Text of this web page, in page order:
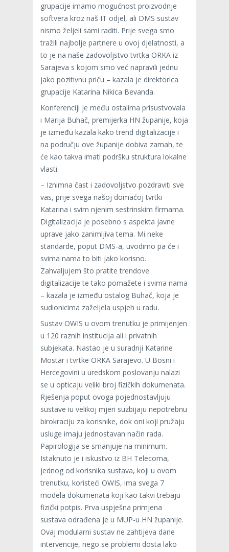
grupacije imamo mogućnost proizvodnje
softvera kroz naš IT odjel, ali DMS sustav
nismo željeli sami raditi. Prije svega smo
tražili najbolje partnere u ovoj djelatnosti, a
to je na naše zadovoljstvo tvrtka ORKA iz
Sarajeva s kojom smo već napravili jednu
jako pozitivnu priču – kazala je direktorica
grupacije Katarina Nikica Bevanda.
Konferenciji je među ostalima prisustvovala
i Marija Buhač, premijerka HN županije, koja
je između kazala kako trend digitalizacije i
na području ove županije dobiva zamah, te
će kao takva imati podršku struktura lokalne
vlasti.
– Iznimna čast i zadovoljstvo pozdraviti sve
vas, prije svega našoj domaćoj tvrtki
Katarina i svim njenim sestrinskim firmama.
Digitalizacija je posebno s aspekta javne
uprave jako zanimljiva tema. Mi neke
standarde, poput DMS-a, uvodimo pa će i
svima nama to biti jako korisno.
Zahvaljujem što pratite trendove
digitalizacije te tako pomažete i svima nama
– kazala je između ostalog Buhač, koja je
sudionicima zaželjela uspjeh u radu.
Sustav OWIS u ovom trenutku je primijenjen
u 120 raznih institucija ali i privatnih
subjekata. Nastao je u suradnji Katarine
Mostar i tvrtke ORKA Sarajevo. U Bosni i
Hercegovini u uredskom poslovanju nalazi
se u opticaju veliki broj fizičkih dokumenata.
Rješenja poput ovoga pojednostavljuju
sustave iu velikoj mjeri suzbijaju nepotrebnu
birokraciju za korisnike, dok oni koji pružaju
usluge imaju jednostavan način rada.
Papirologija se smanjuje na minimum.
Istaknuto je i iskustvo iz BH Telecoma,
jednog od korisnika sustava, koji u ovom
trenutku, koristeći OWIS, ima svega 7
modela dokumenata koji kao takvi trebaju
fizički potpis. Prva uspješna primjena
sustava odrađena je u MUP-u HN županije.
Ovaj modularni sustav ne zahtijeva dane
intervencije, nego se problemi dosta lako